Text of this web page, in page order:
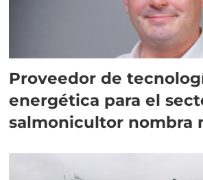
Proveedor de
energética para el
salmonicultor nombra